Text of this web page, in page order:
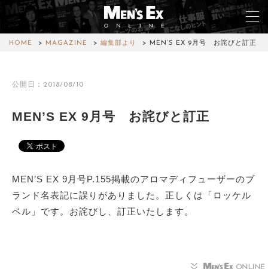
HOME MAGAZINE 編集部より MEN’S EX 9月号 お詫びと訂正
公開日：2018/08/10
MEN’S EX 9月号 お詫びと訂正
MEN’S EX 9月号P.155掲載のアロマディフューザーのブ
ランド名表記に誤りがありました。正しくは「ロッケル
ベル」です。お詫びし、訂正いたします。
LIFESTYLE
COLUMN